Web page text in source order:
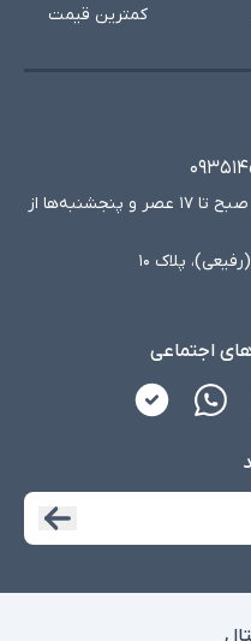
کمترین قیمت
شنبه تا چهارشنبه از ساعت ۸:۳۰ صبح تا ۱۷ عصر و پنجشنبه‌ها از
پلاک ۱۰
اجتماعی